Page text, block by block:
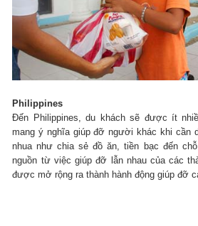
Philippines
Đến Philippines, du khách sẽ được ít
mang ý nghĩa giúp đỡ người khác khi cần
nhua như chia sẻ đồ ăn, tiền bạc đến
nguồn từ việc giúp đỡ lẫn nhau của các
được mở rộng ra thành hành động giúp đỡ